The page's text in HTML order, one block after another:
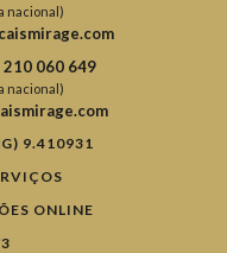
nacional)
210 060 649
nacional)
9.410931
ONLINE